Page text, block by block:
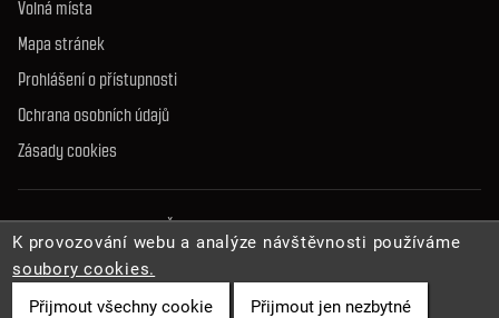
Volná místa
Mapa stránek
Prohlášení o přístupnosti
Ochrana osobních údajů
Zásady cookies
© 2026 Správa jeskyní České republiky. Všechna práva vyhrazena.
Cookies
K provozování webu a analýze návštěvnosti používáme
soubory cookies.
Přijmout všechny cookie
Přijmout jen nezbytné